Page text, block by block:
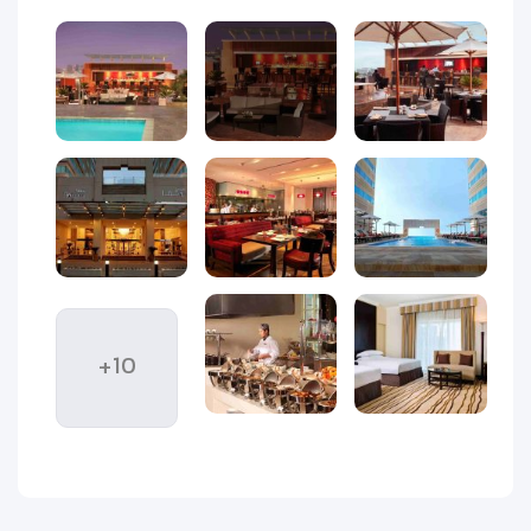
اتاق های هتل مدیا روتانا
هتل مدیا روتانا دبی شامل 21 طبقه و شامل 537 اتاق و سوئیت با
جدیدترین تجهیزات و مبلمان است. که راحتی را برای مهمانان فراهم
می کند. این هتل همچنین مزایای لوکس اضافی و بهترین خدمات
ویژه مهمان نوازی را برای مهمانان برجسته خود فراهم می کند تا
اقامتی فوق العاده و فراموش نشدنی را برای آنها رقم بزند.
اتاق کلاسیک هتل مدیا روتانا دبی با مساحت 33 متر مربع و منظره
ای رو به شهر، شامل یک تخت کینگ یا دو تخت یک نفره، میز کار،
مینی بار ویک صفحه نمایش تلویزیون است.
اتاق پریمیوم هتل مدیا روتانا دبی 40 متر مربع مساحت دارد و
منظره ای فوق العاده از شهر را در اختیار شما می گذارد. و از یک
+10